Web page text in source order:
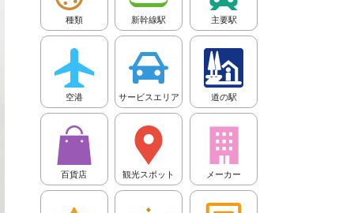
種類 新幹線駅 主要駅
空港 サービスエリア 道の駅
百貨店 観光スポット メーカー